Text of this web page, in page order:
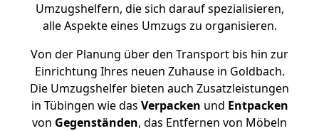
Umzugshelfern, die sich darauf spezialisieren,
alle Aspekte eines Umzugs zu organisieren.
Von der Planung über den Transport bis hin zur
Einrichtung Ihres neuen Zuhause in Goldbach.
Die Umzugshelfer bieten auch Zusatzleistungen
in Tübingen wie das Verpacken und Entpacken
von Gegenständen, das Entfernen von Möbeln